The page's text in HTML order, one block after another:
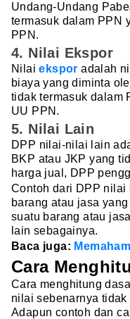
Undang-Undang
termasuk dalam PPN
PPN.
4. Nilai Ekspor
Nilaiekspor adalah
biaya yang diminta
tidak termasuk dalam
UU PPN.
5. Nilai Lain
DPP nilai-nilai lain
BKP atau JKP yang
harga jual, DPP
Contoh dari DPP
barang atau jasa
suatu barang atau
lain sebagainya.
Baca juga:
Cara
Cara menghitung
nilai sebenarnya
Adapun contoh dan